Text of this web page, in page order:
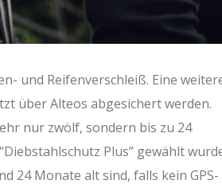
und Reifenverschleiß. Eine
über Alteos abgesichert werden.
nur zwölf, sondern bis zu 24
Plus” gewählt
24 Monate alt sind, falls kein GPS-